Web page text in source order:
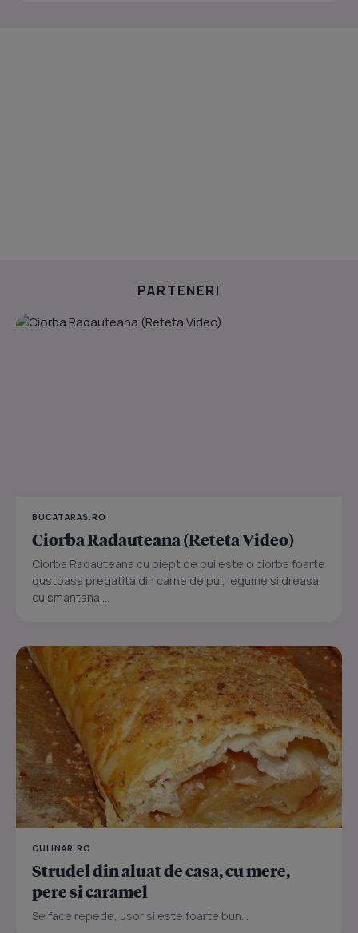
PARTENERI
BUCATARAS.RO
Ciorba Radauteana (Reteta Video)
Ciorba Radauteana cu piept de pui este o ciorba foarte
gustoasa pregatita din carne de pui, legume si dreasa
cu smantana....
CULINAR.RO
Strudel din aluat de casa, cu mere,
pere si caramel
Se face repede, usor si este foarte bun...